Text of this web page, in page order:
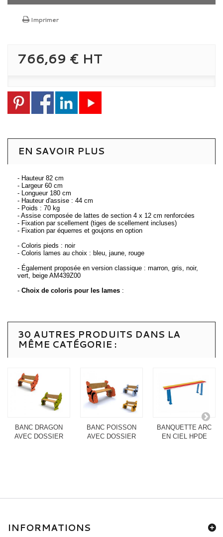
Imprimer
766,69 € HT
EN SAVOIR PLUS
- Hauteur 82 cm
- Largeur 60 cm
- Longueur 180 cm
- Hauteur d'assise : 44 cm
- Poids : 70 kg
- Assise composée de lattes de section 4 x 12 cm renforcées
- Fixation par scellement (tiges de scellement incluses)
- Fixation par équerres et goujons en option
- Coloris pieds : noir
- Coloris lames au choix : bleu, jaune, rouge
- Également proposée en version classique : marron, gris, noir,
vert, beige AM439Z00
- Choix de coloris pour les lames :
30 AUTRES PRODUITS DANS LA
MÊME CATÉGORIE :
BANC DRAGON
AVEC DOSSIER
BANC POISSON
AVEC DOSSIER
BANQUETTE ARC
EN CIEL HPDE
INFORMATIONS